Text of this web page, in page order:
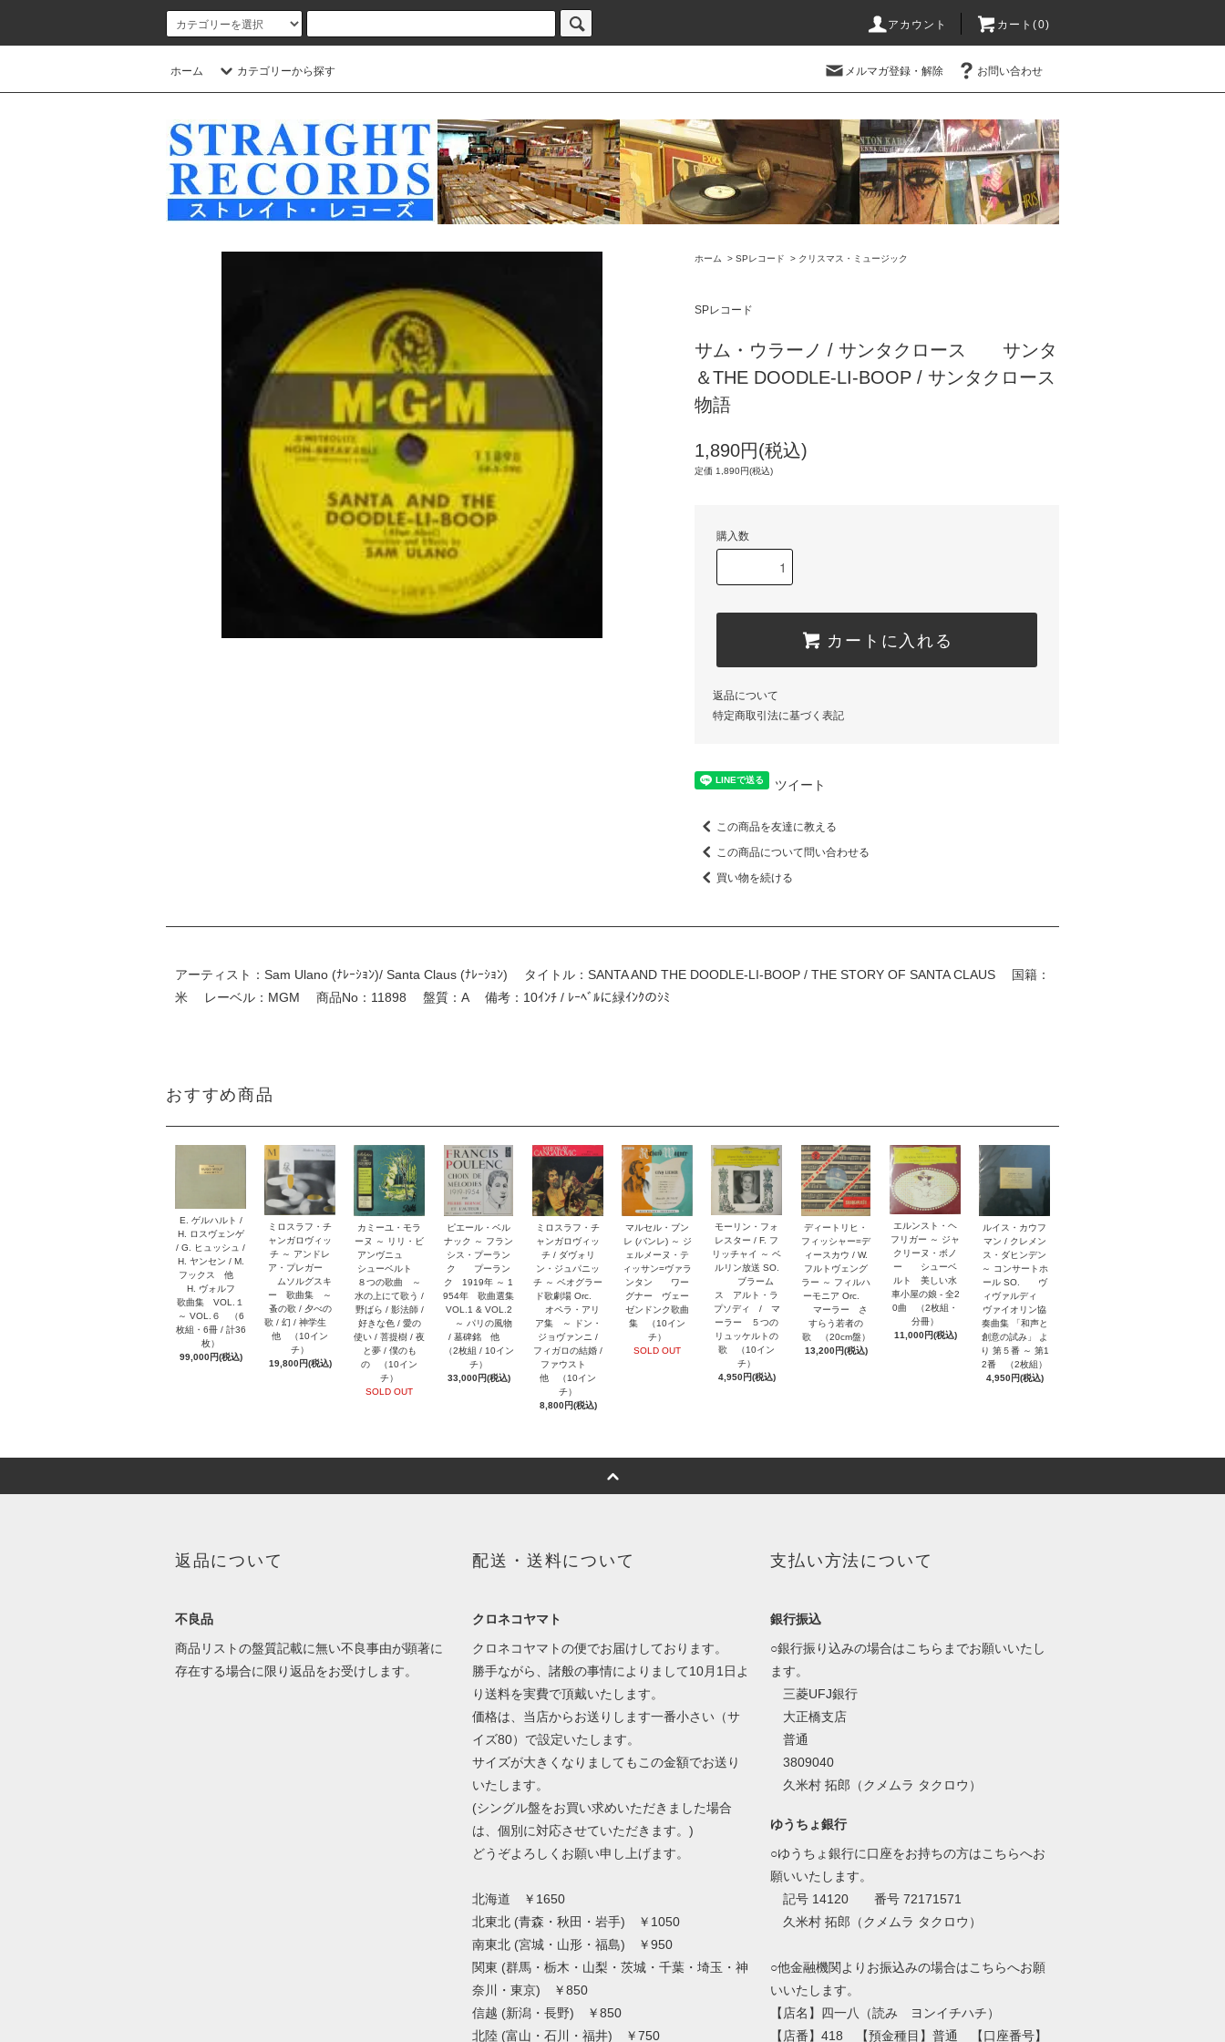
アカウント カート(0)
ホーム カテゴリーから探す メルマガ登録・解除 お問い合わせ
ホーム > SPレコード > クリスマス・ミュージック
SPレコード
サム・ウラーノ / サンタクロース サンタ
＆THE DOODLE-LI-BOOP / サンタクロース
物語
1,890円(税込)
定価 1,890円(税込)
購入数
カートに入れる
返品について
特定商取引法に基づく表記
ツイート
この商品を友達に教える
この商品について問い合わせる
買い物を続ける
アーティスト：Sam Ulano (ﾅﾚｰｼｮﾝ)/ Santa Claus (ﾅﾚｰｼｮﾝ) タイトル：SANTA AND THE DOODLE-LI-BOOP / THE STORY OF SANTA CLAUS 国籍：
米 レーベル：MGM 商品No：11898 盤質：A 備考：10ｲﾝﾁ / ﾚｰﾍﾞﾙに緑ｲﾝｸのｼﾐ
おすすめ商品
E. ゲルハルト /
H. ロスヴェンゲ
/ G. ヒュッシュ /
H. ヤンセン / M.
フックス 他
H. ヴォルフ
歌曲集 VOL.１
～ VOL.６ （6
枚組・6冊 / 計36
枚）
99,000円(税込)
ミロスラフ・チ
ャンガロヴィッ
チ ～ アンドレ
ア・プレガー
ムソルグスキ
ー 歌曲集 ～
蚤の歌 / 夕べの
歌 / 幻 / 神学生
他 （10イン
チ）
19,800円(税込)
カミーユ・モラ
ーヌ ～ リリ・ビ
アンヴニュ
シューベルト
８つの歌曲 ～
水の上にて歌う /
野ばら / 影法師 /
好きな色 / 愛の
使い / 菩提樹 / 夜
と夢 / 僕のも
の （10イン
チ）
SOLD OUT
ピエール・ベル
ナック ～ フラン
シス・プーラン
ク プーラン
ク 1919年 ～ 1
954年 歌曲選集
VOL.1 & VOL.2
～ パリの風物
/ 墓碑銘 他
（2枚組 / 10イン
チ）
33,000円(税込)
ミロスラフ・チ
ャンガロヴィッ
チ / ダヴォリ
ン・ジュパニッ
チ ～ ベオグラー
ド歌劇場 Orc.
オペラ・アリ
ア集 ～ ドン・
ジョヴァンニ /
フィガロの結婚 /
ファウスト
他 （10イン
チ）
8,800円(税込)
マルセル・ブン
レ (バンレ) ～ ジ
ェルメーヌ・テ
ィッサン=ヴァラ
ンタン ワー
グナー ヴェー
ゼンドンク歌曲
集 （10イン
チ）
SOLD OUT
モーリン・フォ
レスター / F. フ
リッチャイ ～ ベ
ルリン放送 SO.
ブラーム
ス アルト・ラ
プソディ / マ
ーラー ５つの
リュッケルトの
歌 （10イン
チ）
4,950円(税込)
ディートリヒ・
フィッシャー=デ
ィースカウ / W.
フルトヴェング
ラー ～ フィルハ
ーモニア Orc.
マーラー さ
すらう若者の
歌 （20cm盤）
13,200円(税込)
エルンスト・ヘ
フリガー ～ ジャ
クリーヌ・ボノ
ー シューベ
ルト 美しい水
車小屋の娘 - 全2
0曲 （2枚組・
分冊）
11,000円(税込)
ルイス・カウフ
マン / クレメン
ス・ダヒンデン
～ コンサートホ
ール SO. ヴ
ィヴァルディ
ヴァイオリン協
奏曲集 「和声と
創意の試み」 よ
り 第５番 ～ 第1
2番 （2枚組）
4,950円(税込)
返品について
不良品
商品リストの盤質記載に無い不良事由が顕著に
存在する場合に限り返品をお受けします。
配送・送料について
クロネコヤマト
クロネコヤマトの便でお届けしております。
勝手ながら、諸般の事情によりまして10月1日よ
り送料を実費で頂戴いたします。
価格は、当店からお送りします一番小さい（サ
イズ80）で設定いたします。
サイズが大きくなりましてもこの金額でお送り
いたします。
(シングル盤をお買い求めいただきました場合
は、個別に対応させていただきます。)
どうぞよろしくお願い申し上げます。
北海道 ￥1650
北東北 (青森・秋田・岩手) ￥1050
南東北 (宮城・山形・福島) ￥950
関東 (群馬・栃木・山梨・茨城・千葉・埼玉・神
奈川・東京) ￥850
信越 (新潟・長野) ￥850
北陸 (富山・石川・福井) ￥750
支払い方法について
銀行振込
○銀行振り込みの場合はこちらまでお願いいたし
ます。
三菱UFJ銀行
大正橋支店
普通
3809040
久米村 拓郎（クメムラ タクロウ）
ゆうちょ銀行
○ゆうちょ銀行に口座をお持ちの方はこちらへお
願いいたします。
記号 14120 番号 72171571
久米村 拓郎（クメムラ タクロウ）
○他金融機関よりお振込みの場合はこちらへお願
いいたします。
【店名】四一八（読み ヨンイチハチ）
【店番】418 【預金種目】普通 【口座番号】